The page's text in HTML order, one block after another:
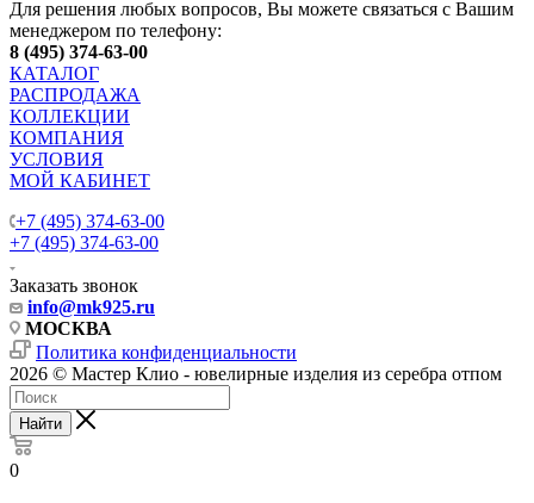
Для решения любых вопросов, Вы можете связаться с Вашим
менеджером по телефону:
8 (495) 374-63-00
КАТАЛОГ
РАСПРОДАЖА
КОЛЛЕКЦИИ
КОМПАНИЯ
УСЛОВИЯ
МОЙ КАБИНЕТ
+7 (495) 374-63-00
+7 (495) 374-63-00
Заказать звонок
info@mk925.ru
МОСКВА
Политика конфиденциальности
2026 © Мастер Клио - ювелирные изделия из серебра отпом
Найти
0